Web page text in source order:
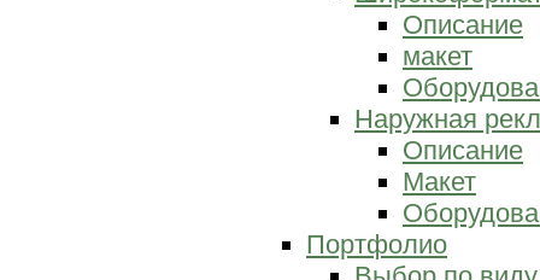
Описание
макет
Наружная
Описание
Макет
Портфолио